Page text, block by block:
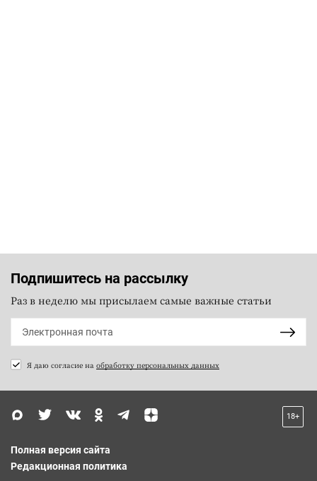
Подпишитесь на рассылку
Раз в неделю мы присылаем самые важные статьи
Я даю согласие на обработку персональных данных
18+
Полная версия сайта
Редакционная политика